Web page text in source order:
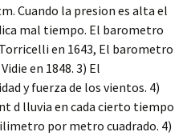
Cuando la presion es alta el
mal tiempo. El barometro
en 1643, El barometro
en 1848. 3) El
y fuerza de los vientos. 4)
d lluvia en cada cierto tiempo
por metro cuadrado. 4)